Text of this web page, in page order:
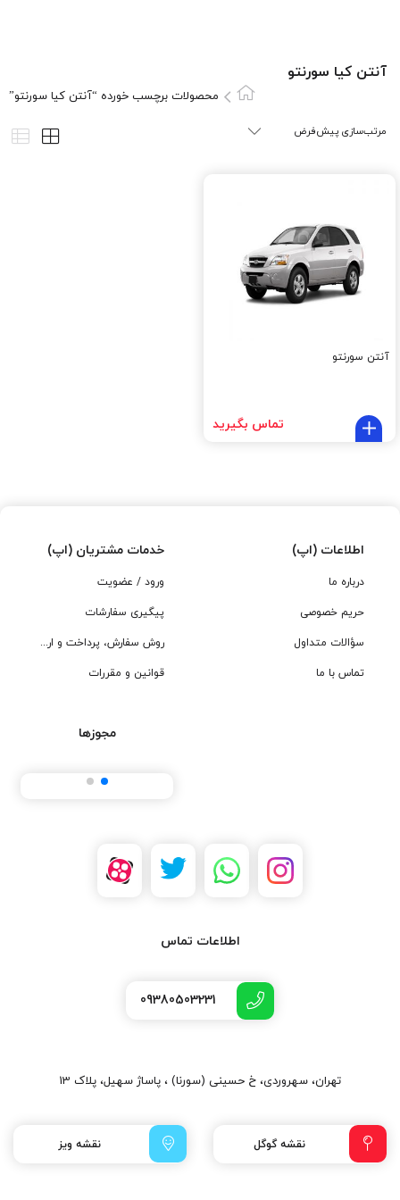
آنتن کيا سورنتو
محصولات برچسب خورده “آنتن کيا سورنتو”
آنتن سورنتو
تماس بگیرید
اطلاعات (اپ)
درباره ما
حریم خصوصی
سؤالات متداول
تماس با ما
خدمات مشتریان (اپ)
ورود / عضویت
پیگیری سفارشات
روش سفارش، پرداخت و ارسال
قوانین و مقررات
مجوزها
اطلاعات تماس
09380503231
تهران، سهروردی، خ حسینی (سورنا) ، پاساژ سهیل، پلاک 13
نقشه گوگل نقشه ویز